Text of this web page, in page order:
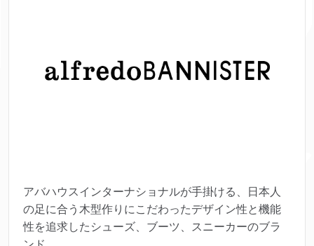
アバハウスインターナショナルが手掛ける、日本人
の足に合う木型作りにこだわったデザイン性と機能
性を追求したシューズ、ブーツ、スニーカーのブラ